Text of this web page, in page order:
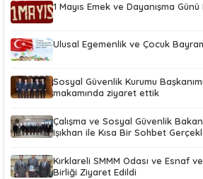
1 Mayıs Emek ve Dayanışma
Ulusal Egemenlik ve Çocuk
Sosyal Güvenlik Kurumu
makamında ziyaret ettik
Çalışma ve Sosyal Güvenlik
Işıkhan ile Kısa Bir Sohbet
Kırklareli SMMM Odası ve Esnaf
Birliği Ziyaret Edildi